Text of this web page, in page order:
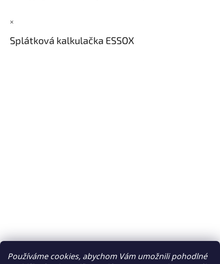
Používáme cookies, abychom Vám umožnili pohodlné
×
Splátková kalkulačka ESSOX